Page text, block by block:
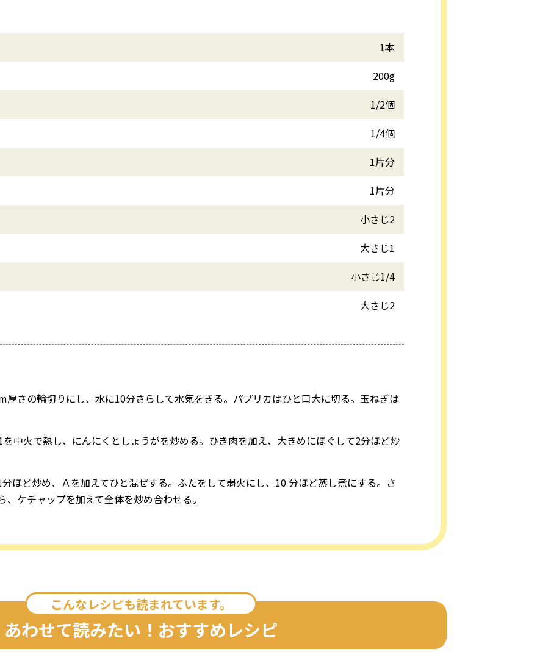
1本
200g
1/2個
1/4個
1片分
1片分
小さじ2
大さじ1
小さじ1/4
大さじ2
厚さの輪切りにし、水に10分さらして水気をきる。パプリカはひと口大に切る。玉ねぎは
中火で熱し、にんにくとしょうがを炒める。ひき肉を加え、大きめにほぐして2分ほど炒
ほど炒め、Ａを加えてひと混ぜする。ふたをして弱火にし、10 分ほど蒸し煮にする。さ
、ケチャップを加えて全体を炒め合わせる。
こんなレシピも読まれています。
あわせて読みたい！おすすめレシピ